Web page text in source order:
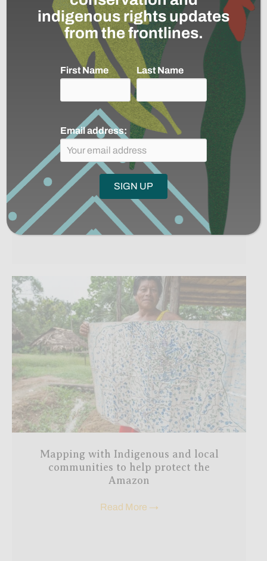
Every Restoration Begins with a Seed
Read More
Mapping with Indigenous and local
communities to help protect the
Amazon
Read More →
indigenous rights updates
from the frontlines.
First Name Last Name
Email address: